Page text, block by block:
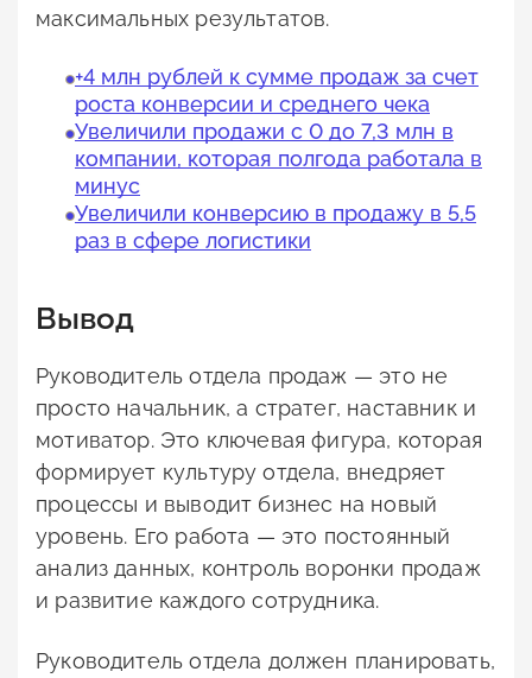
максимальных результатов.
+4 млн рублей к сумме продаж за счет
роста конверсии и среднего чека
Увеличили продажи с 0 до 7,3 млн в
компании, которая полгода работала в
минус
Увеличили конверсию в продажу в 5,5
раз в сфере логистики
Вывод
Руководитель отдела продаж — это не
просто начальник, а стратег, наставник и
мотиватор. Это ключевая фигура, которая
формирует культуру отдела, внедряет
процессы и выводит бизнес на новый
уровень. Его работа — это постоянный
анализ данных, контроль воронки продаж
и развитие каждого сотрудника.
Руководитель отдела должен планировать,